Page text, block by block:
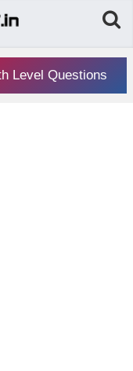
Level Questions